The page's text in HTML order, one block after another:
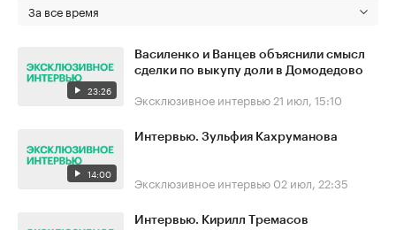
За все время
23:26
Василенко и Ванцев объяснили смысл
сделки по выкупу доли в Домодедово
Эксклюзивное интервью 21 июл, 15:10
14:00
Интервью. Зульфия Кахруманова
Эксклюзивное интервью 02 июл, 22:35
Интервью. Кирилл Тремасов